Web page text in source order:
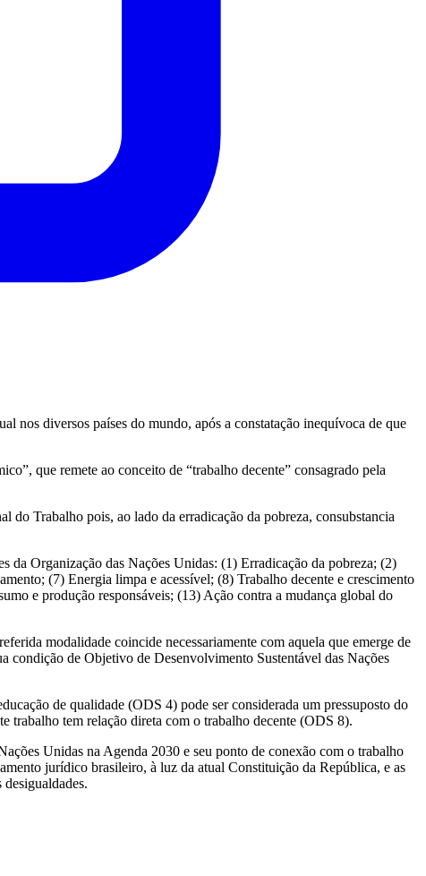
nos diversos países do mundo, após a constatação inequívoca de que
que remete ao conceito de “trabalho decente” consagrado pela
do Trabalho pois, ao lado da erradicação da pobreza, consubstancia
da Organização das Nações Unidas: (1) Erradicação da pobreza; (2)
(7) Energia limpa e acessível; (8) Trabalho decente e crescimento
e produção responsáveis; (13) Ação contra a mudança global do
modalidade coincide necessariamente com aquela que emerge de
condição de Objetivo de Desenvolvimento Sustentável das Nações
de qualidade (ODS 4) pode ser considerada um pressuposto do
trabalho tem relação direta com o trabalho decente (ODS 8).
Unidas na Agenda 2030 e seu ponto de conexão com o trabalho
jurídico brasileiro, à luz da atual Constituição da República, e as